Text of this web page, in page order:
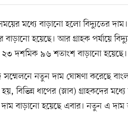
মধ্যে বাড়ানো হলো বিদ্যুতের দাম।
হয়েছে। আর গ্রাহক পর্যায়ে
২৩ দশমিক ৯৬ শতাংশ বাড়ানো হয়েছে।
নতুন দাম ঘোষণা করেছে
বিভিন্ন ধাপের (স্লাব) গ্রাহকদের
বাড়ানো হয়েছে এবার। নতুন এ দাম